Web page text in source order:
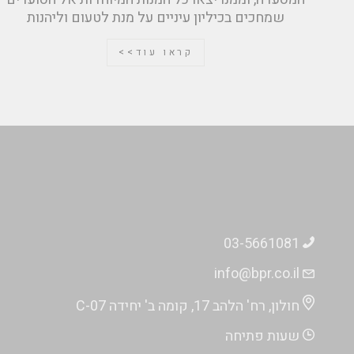
שמחכים בכיליון עיניים על מנת לטעום וליהנות
קראו עוד>>
חולון, רח' הלהב 17, קומה ב' יחידה C-07
שעות פתיחה